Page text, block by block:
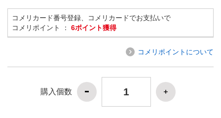
コメリカード番号登録、コメリカードでお支払いで
コメリポイント ： 6ポイント獲得
コメリポイントについて
購入個数